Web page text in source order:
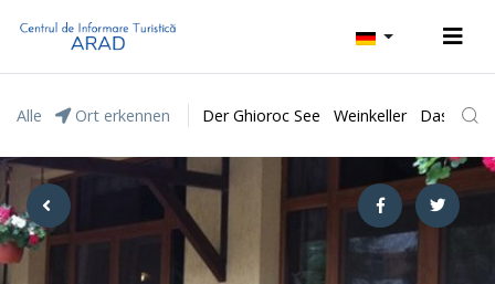
Alle Ort erkennen Der Ghioroc See Weinkeller Das